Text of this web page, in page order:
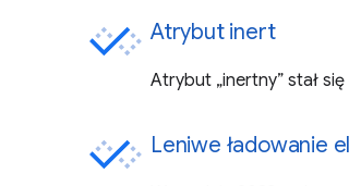
Atrybut inert
Atrybut „inertny” stał
Leniwe ładowanie